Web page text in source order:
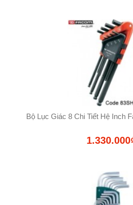
Bộ Lục Giác 8 Chi Tiết Hệ Inch